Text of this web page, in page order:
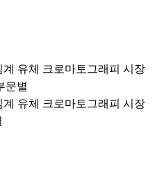
계 유체 크로마토그래피 시장
문별
계 유체 크로마토그래피 시장